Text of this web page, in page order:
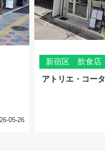
05-26
新宿区 飲食店
アトリエ・コータ